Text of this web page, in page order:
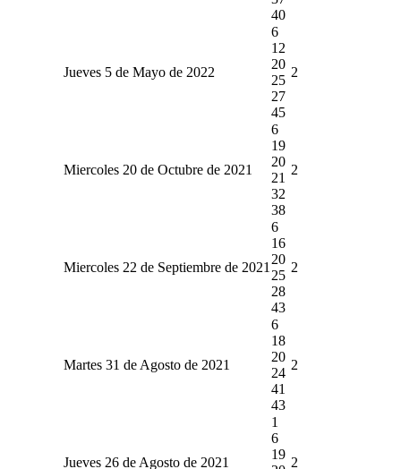
40
Jueves 5 de Mayo de 2022
6
12
20
25
27
45
2
Miercoles 20 de Octubre de 2021
6
19
20
21
32
38
2
Miercoles 22 de Septiembre de 2021
6
16
20
25
28
43
2
Martes 31 de Agosto de 2021
6
18
20
24
41
43
2
Jueves 26 de Agosto de 2021
1
6
19
2